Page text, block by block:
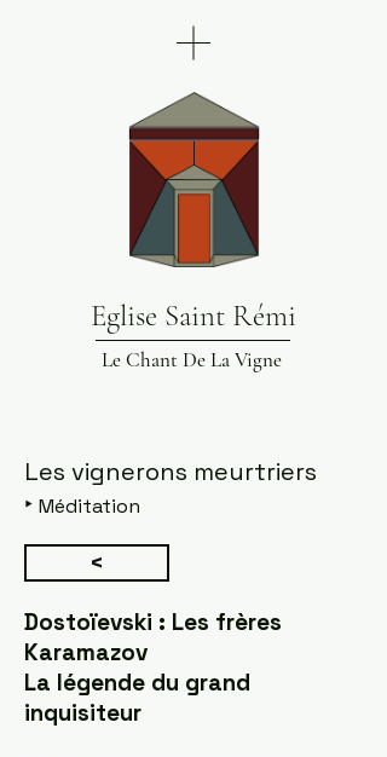
Eglise Saint Rémi
Le Chant De La Vigne
Les vignerons meurtriers
‣ Méditation
<
Dostoïevski : Les frères
Karamazov
La légende du grand
inquisiteur